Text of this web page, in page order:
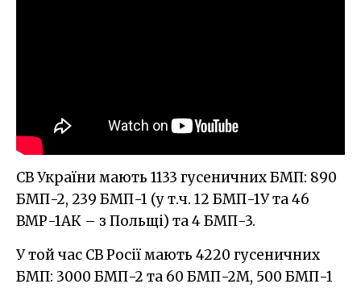
СВ України мають 1133 гусеничних БМП: 890
БМП-2, 239 БМП-1 (у т.ч. 12 БМП-1У та 46
ВМР-1АК – з Польщі) та 4 БМП-3.
У той час СВ Росії мають 4220 гусеничних
БМП: 3000 БМП-2 та 60 БМП-2М, 500 БМП-1